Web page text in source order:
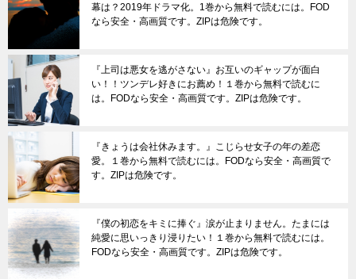
幕は？2019年ドラマ化。1巻から無料で読むには。FOD
なら安全・高画質です。ZIPは危険です。
『上司は悪女を逃がさない』お互いのギャップが面白
い！！ツンデレ好きにお薦め！１巻から無料で読むに
は。FODなら安全・高画質です。ZIPは危険です。
『きょうは会社休みます。』こじらせ女子の年の差恋
愛。１巻から無料で読むには。FODなら安全・高画質で
す。ZIPは危険です。
『僕の初恋をキミに捧ぐ』涙が止まりません。たまには
純愛に思いっきり浸りたい！１巻から無料で読むには。
FODなら安全・高画質です。ZIPは危険です。